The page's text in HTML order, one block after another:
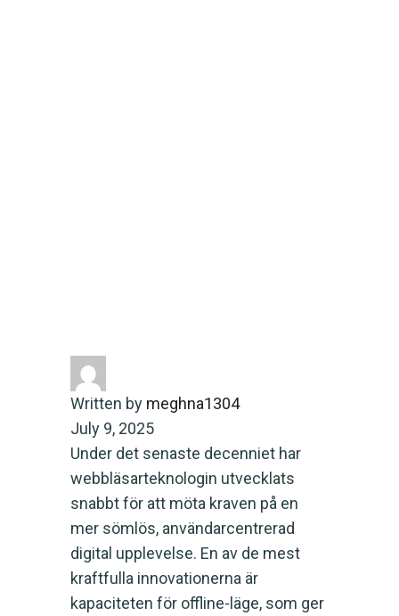
Written by meghna1304
July 9, 2025
Under det senaste decenniet har
webbläsarteknologin utvecklats
snabbt för att möta kraven på en
mer sömlös, användarcentrerad
digital upplevelse. En av de mest
kraftfulla innovationerna är
kapaciteten för offline-läge, som ger